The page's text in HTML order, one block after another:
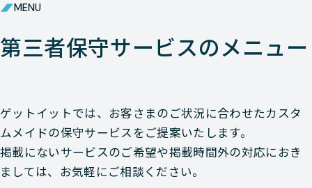
Alaxala
Alaxala
MENU
第三者保守サービスのメニュー
ゲットイットでは、お客さまのご状況に合わせたカスタ
ムメイドの保守サービスをご提案いたします。
掲載にないサービスのご希望や掲載時間外の対応におき
ましては、お気軽にご相談ください。